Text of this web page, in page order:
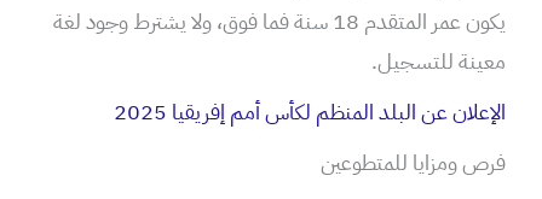
يكون عمر المتقدم 18 سنة فما فوق، ولا يشترط وجود لغة
معينة للتسجيل.
الإعلان عن البلد المنظم لكأس أمم إفريقيا 2025
فرص ومزايا للمتطوعين